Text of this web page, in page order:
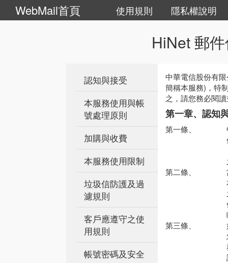
WebMail首頁 使用規則 隱私權說明
HiNet 郵
認知與接受
本服務使用與帳
號處理原則
加購與收費
本服務使用限制
垃圾信防護及過
濾規則
客戶應遵守之使
用規則
帳號密碼及安全
中華電信股份有
簡稱本服務)，特
之，請您務必閱
第一章、認知
第一條、
第二條、
第三條、